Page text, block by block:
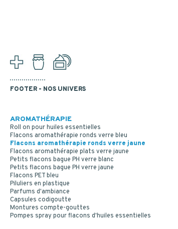
FOOTER - NOS UNIVERS
AROMATHÉRAPIE
Roll on pour huiles essentielles
Flacons aromathérapie ronds verre bleu
Flacons aromathérapie ronds verre jaune
Flacons aromathérapie plats verre jaune
Petits flacons bague PH verre blanc
Petits flacons bague PH verre jaune
Flacons PET bleu
Piluliers en plastique
Parfums d'ambiance
Capsules codigoutte
Montures compte-gouttes
Pompes spray pour flacons d'huiles essentielles